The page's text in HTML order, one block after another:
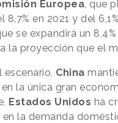
Europea , que
8,7% en 2021 y del
se expandirá un
la proyección que el
escenario, China
la única gran
Estados Unidos ha
la demanda